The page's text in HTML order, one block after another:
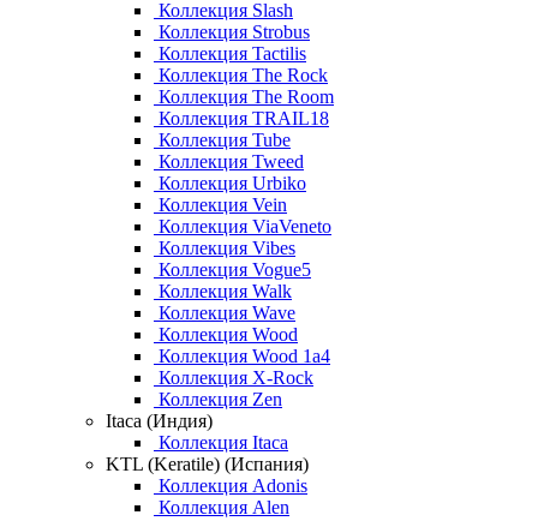
Коллекция Slash
Коллекция Strobus
Коллекция Tactilis
Коллекция The Rock
Коллекция The Room
Коллекция TRAIL18
Коллекция Tube
Коллекция Tweed
Коллекция Urbiko
Коллекция Vein
Коллекция ViaVeneto
Коллекция Vibes
Коллекция Vogue5
Коллекция Walk
Коллекция Wave
Коллекция Wood
Коллекция Wood 1a4
Коллекция X-Rock
Коллекция Zen
Itaca (Индия)
Коллекция Itaca
KTL (Keratile) (Испания)
Коллекция Adonis
Коллекция Alen